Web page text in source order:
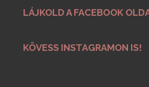
LÁJKOLD A FACEBOOK
KÖVESS INSTAGRAMON IS!